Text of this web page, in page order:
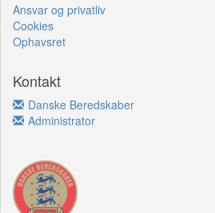
Ansvar og privatliv
Cookies
Ophavsret
Kontakt
Danske Beredskaber
Administrator